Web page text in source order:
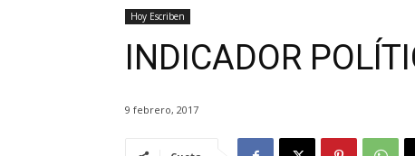
Hoy Escriben
INDICADOR
9 febrero, 2017